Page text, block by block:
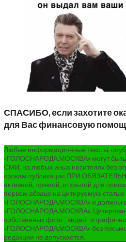
СПАСИБО, если захотите
для Вас финансовую
Любые информационные тексты,
«ГОЛОСНАРОДА.МОСКВА» могут быть
СМИ, на любых иных носителях без
срокам публикации ПРИ
активной, прямой, открытой для
первом абзаце на цитируемую статью
«ГОЛОСНАРОДА.МОСКВА» и должны
«ГОЛОСНАРОДА.МОСКВА».
собственных фото-, видео- и
«ГОЛОСНАРОДА.МОСКВА» без
редакции не допускается.